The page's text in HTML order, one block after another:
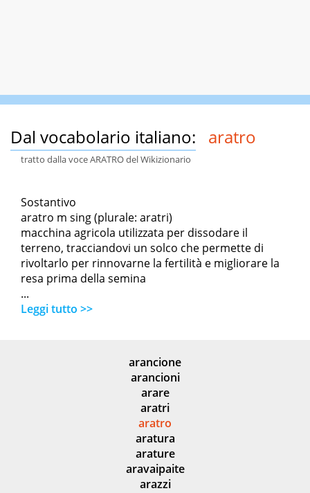
Dal vocabolario italiano: aratro
tratto dalla voce ARATRO del Wikizionario
Sostantivo
aratro m sing (plurale: aratri)
macchina agricola utilizzata per dissodare il
terreno, tracciandovi un solco che permette di
rivoltarlo per rinnovarne la fertilità e migliorare la
resa prima della semina
...
Leggi tutto >>
arancione
arancioni
arare
aratri
aratro
aratura
arature
aravaipaite
arazzi